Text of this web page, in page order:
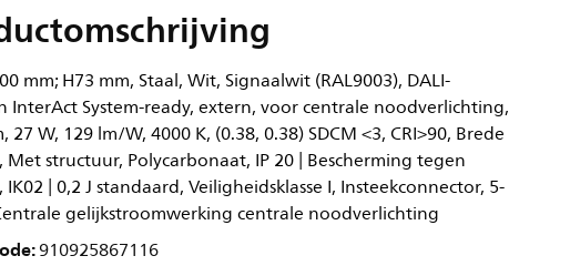
mm; H73 mm, Staal, Wit, Signaalwit (RAL9003), DALI-
InterAct System-ready, extern, voor centrale noodverlichting,
27 W, 129 lm/W, 4000 K, (0.38, 0.38) SDCM <3, CRI>90, Brede
structuur, Polycarbonaat, IP 20 | Bescherming tegen
IK02 | 0,2 J standaard, Veiligheidsklasse I, Insteekconnector, 5-
gelijkstroomwerking centrale noodverlichting
910925867116